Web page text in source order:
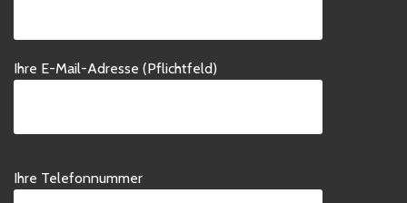
Ihre E-Mail-Adresse (Pflichtfeld)
lasse
Ihre Telefonnummer